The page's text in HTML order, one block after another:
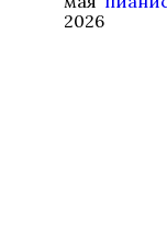
2026